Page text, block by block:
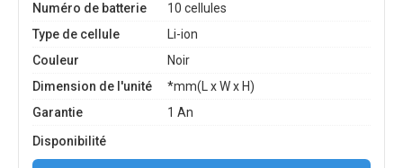
Numéro de batterie
10 cellules
Type de cellule
Li-ion
Couleur
Noir
Dimension de l'unité
*mm(L x W x H)
Garantie
1 An
Disponibilité